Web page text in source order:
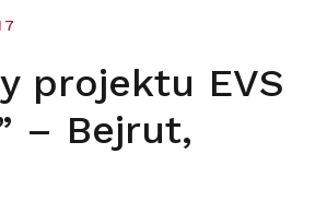
projektu EVS
– Bejrut,